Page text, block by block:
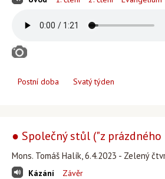
Postní doba Svatý týden
● Společný stůl ("z
Mons. Tomáš Halík, 6.4.2023 - Zelený
Kázání Závěr